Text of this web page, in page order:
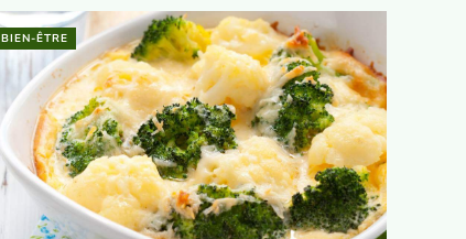
BIEN-ÊTRE